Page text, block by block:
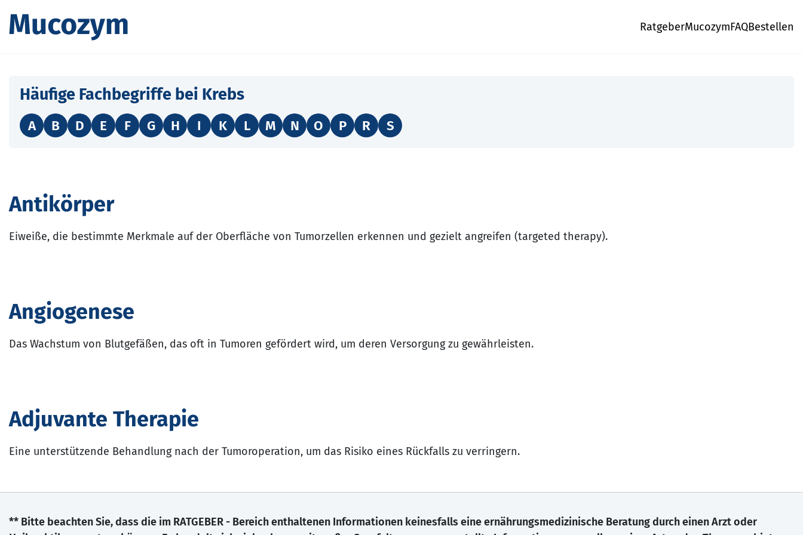
RatgeberMucozymFAQBestellen
Häufige Fachbegriffe bei Krebs
A B D E F G H I K L M N O P R S
Antikörper
Eiweiße, die bestimmte Merkmale auf der Oberfläche von Tumorzellen erkennen und gezielt angreifen (targeted therapy).
Angiogenese
Das Wachstum von Blutgefäßen, das oft in Tumoren gefördert wird, um deren Versorgung zu gewährleisten.
Adjuvante Therapie
Eine unterstützende Behandlung nach der Tumoroperation, um das Risiko eines Rückfalls zu verringern.
** Bitte beachten Sie, dass die im RATGEBER - Bereich enthaltenen Informationen keinesfalls eine ernährungsmedizinische Beratung durch einen Arzt oder